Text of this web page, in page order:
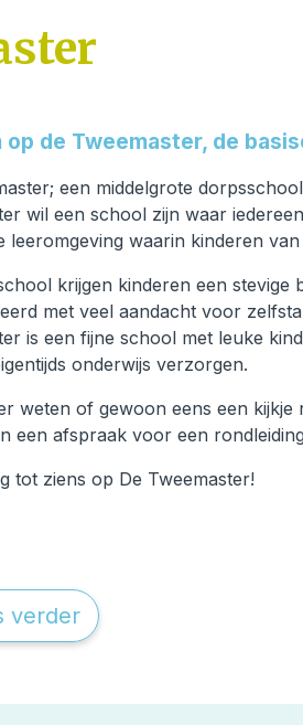
op de Tweemaster, de
een middelgrote
wil een school zijn waar
leeromgeving waarin kinderen
krijgen kinderen een stevige
met veel aandacht voor
is een fijne school met leuke
onderwijs verzorgen.
weten of gewoon eens een
een afspraak voor een
tot ziens op De Tweemaster!
verder